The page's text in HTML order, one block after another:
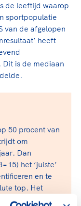
de leeftijd waarop
sportpopulatie
van de afgelopen
heeft
Dit is de mediaan
50 procent van
om
Dan
het ‘juiste’
en te
top. Het
-ontwikkeling